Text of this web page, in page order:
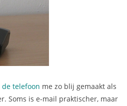
telefoon me zo blij gemaakt als
Soms is e-mail praktischer, maar